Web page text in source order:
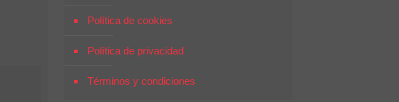
Política de cookies
Política de privacidad
Términos y condiciones